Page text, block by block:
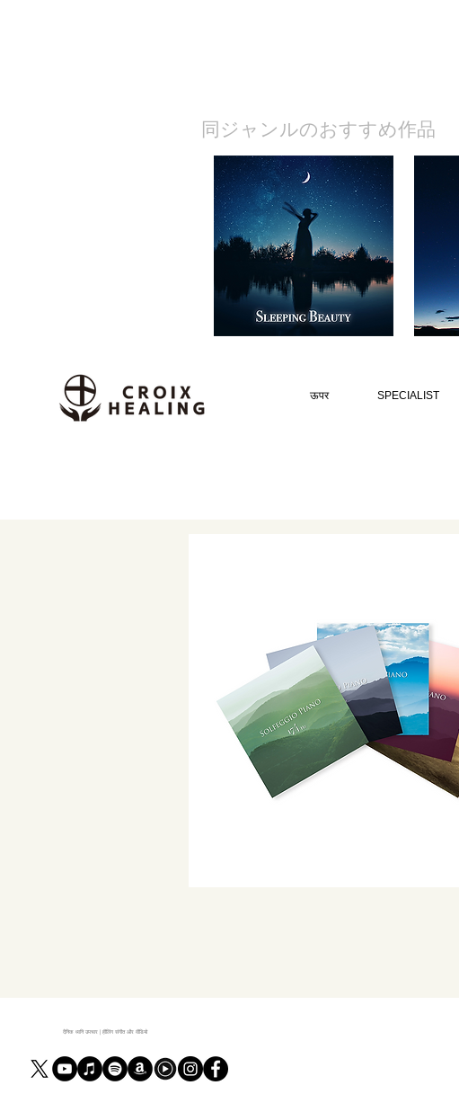
​同ジャンルのおすすめ作品
ऊपर SPECIALIST
दैनिक ध्वनि उपचार | हीलिंग संगीत और वीडियो